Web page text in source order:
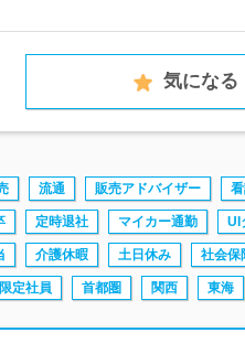
気になる
流通 販売アドバイザー
定時退社 マイカー通勤 UI
介護休暇 土日休み 社会保
定社員 首都圏 関西 東海